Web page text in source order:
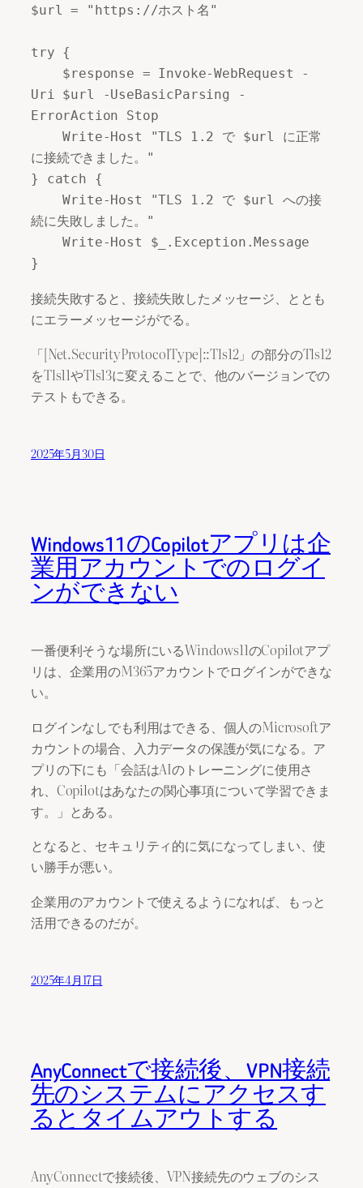
$url = "https://ホスト名"
try {
Uri $url -UseBasicParsing -
ErrorAction Stop
    Write-Host "TLS 1.2 で $url に正常
に接続できました。"
} catch {
    Write-Host "TLS 1.2 で $url への接
続に失敗しました。"
    Write-Host $_.Exception.Message
}
接続失敗すると、接続失敗したメッセージ、ととも
にエラーメッセージがでる。
「[Net.SecurityProtocolType]::Tls12」の部分のTls12
をTls11やTls13に変えることで、他のバージョンでの
テストもできる。
2025年5月30日
Windows11のCopilotアプリは企
業用アカウントでのログイ
ンができない
一番便利そうな場所にいるWindows11のCopilotアプ
リは、企業用のM365アカウントでログインができな
い。
ログインなしでも利用はできる、個人のMicrosoftア
カウントの場合、入力データの保護が気になる。ア
プリの下にも「会話はAIのトレーニングに使用さ
れ、Copilotはあなたの関心事項について学習できま
す。」とある。
となると、セキュリティ的に気になってしまい、使
い勝手が悪い。
企業用のアカウントで使えるようになれば、もっと
活用できるのだが。
2025年4月17日
AnyConnectで接続後、VPN接続
先のシステムにアクセスす
るとタイムアウトする
AnyConnectで接続後、VPN接続先のウェブのシス